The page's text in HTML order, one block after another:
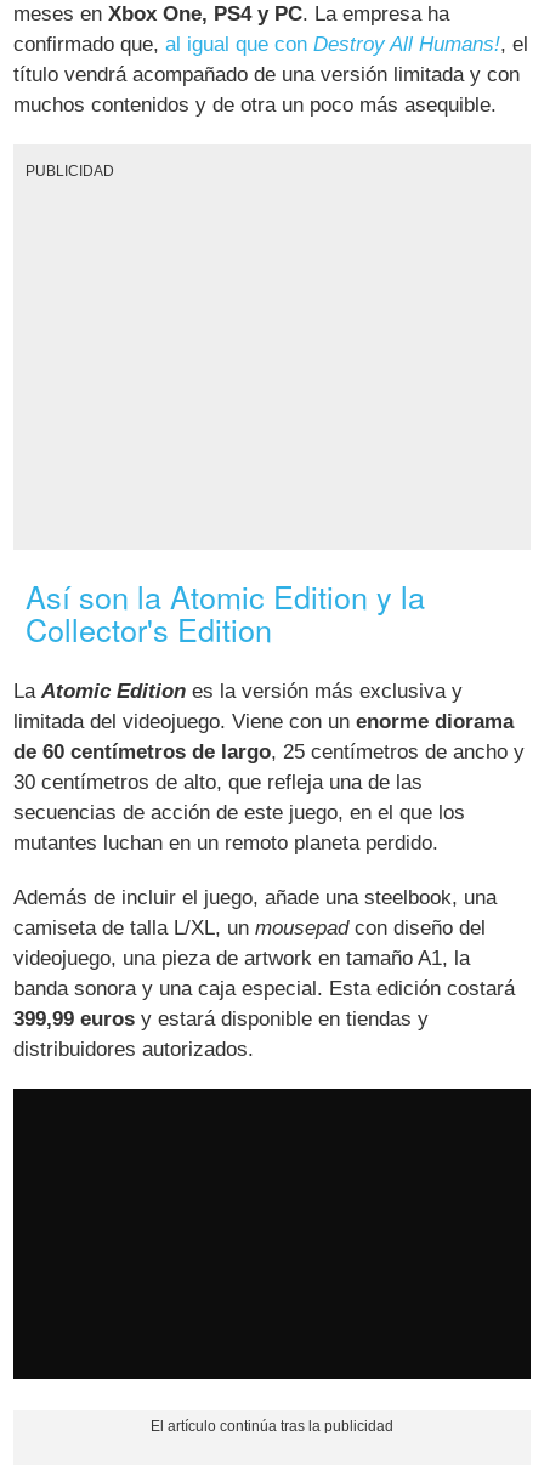
meses enXbox One, PS4 y PC. La empresa ha
confirmado que,al igual que conDestroy All Humans!, el
título vendrá acompañado de una versión limitada y con
muchos contenidos y de otra un poco más asequible.
PUBLICIDAD
Así son la Atomic Edition y la
Collector's Edition
LaAtomic Edition es la versión más exclusiva y
limitada del videojuego. Viene con unenorme diorama
de 60 centímetros de largo, 25 centímetros de ancho y
30 centímetros de alto, que refleja una de las
secuencias de acción de este juego, en el que los
mutantes luchan en un remoto planeta perdido.
Además de incluir el juego, añade una steelbook, una
camiseta de talla L/XL, unmousepadcon diseño del
videojuego, una pieza de artwork en tamaño A1, la
banda sonora y una caja especial. Esta edición costará
399,99 euros y estará disponible en tiendas y
distribuidores autorizados.